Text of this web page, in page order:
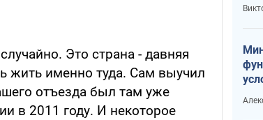
Это страна - давняя
жить именно туда. Сам выучил
отъезда был там уже
в 2011 году. И некоторое